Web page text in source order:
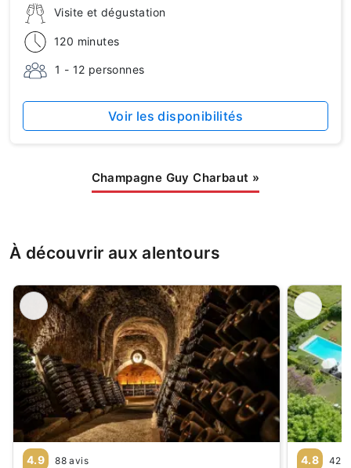
Visite et dégustation
120 minutes
1 - 12 personnes
Voir les disponibilités
Champagne Guy Charbaut »
À découvrir aux alentours
4.9 88 avis 4.8 42